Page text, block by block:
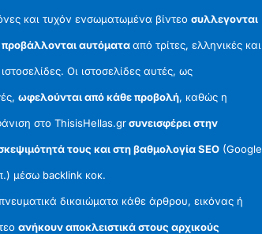
και τυχόν ενσωματωμένα βίντεοσυλλεγονται
προβάλλονται αυτόματααπό τρίτες, ελληνικές και
Οι ιστοσελίδες αυτές, ως
ωφελούνται από κάθε προβολή, καθώς η
στο ThisisHellas.grσυνεισφέρει στην
τους και στη βαθμολογία SEO (Google
μέσω backlink κοκ.
δικαιώματα κάθε άρθρου, εικόνας ή
ανήκουν αποκλειστικά στους αρχικούς